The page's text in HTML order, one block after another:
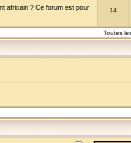
africain ? Ce forum est pour
14
Toutes